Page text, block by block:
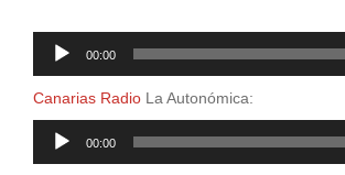
Reproductor
00:00
Canarias Radio La Autonómica:
Reproductor
00:00